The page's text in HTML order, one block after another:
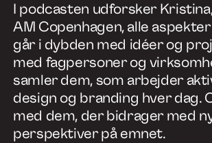
I podcasten udforsker
AM Copenhagen, alle
går i dybden med idéer og
med fagpersoner og
samler dem, som arbejder
design og branding hver dag.
med dem, der bidrager med
perspektiver på emnet.